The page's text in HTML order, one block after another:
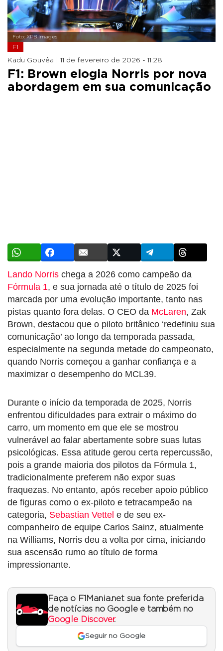
Foto: XPB Images
F1
Kadu Gouvêa | 11 de fevereiro de 2026 - 11:28
F1: Brown elogia Norris por nova
abordagem em sua comunicação
Lando Norris chega a 2026 como campeão da
Fórmula 1, e sua jornada até o título de 2025 foi
marcada por uma evolução importante, tanto nas
pistas quanto fora delas. O CEO da McLaren, Zak
Brown, destacou que o piloto britânico ‘redefiniu sua
comunicação’ ao longo da temporada passada,
especialmente na segunda metade do campeonato,
quando Norris começou a ganhar confiança e a
maximizar o desempenho do MCL39.
Durante o início da temporada de 2025, Norris
enfrentou dificuldades para extrair o máximo do
carro, um momento em que ele se mostrou
vulnerável ao falar abertamente sobre suas lutas
psicológicas. Essa atitude gerou certa repercussão,
pois a grande maioria dos pilotos da Fórmula 1,
tradicionalmente preferem não expor suas
fraquezas. No entanto, após receber apoio público
de figuras como o ex-piloto e tetracampeão na
categoria, Sebastian Vettel e de seu ex-
companheiro de equipe Carlos Sainz, atualmente
na Williams, Norris deu a volta por cima, iniciando
sua ascensão rumo ao título de forma
impressionante.
Faça o F1Mania.net sua fonte preferida
de notícias no Google e também no
Google Discover.
Seguir no Google